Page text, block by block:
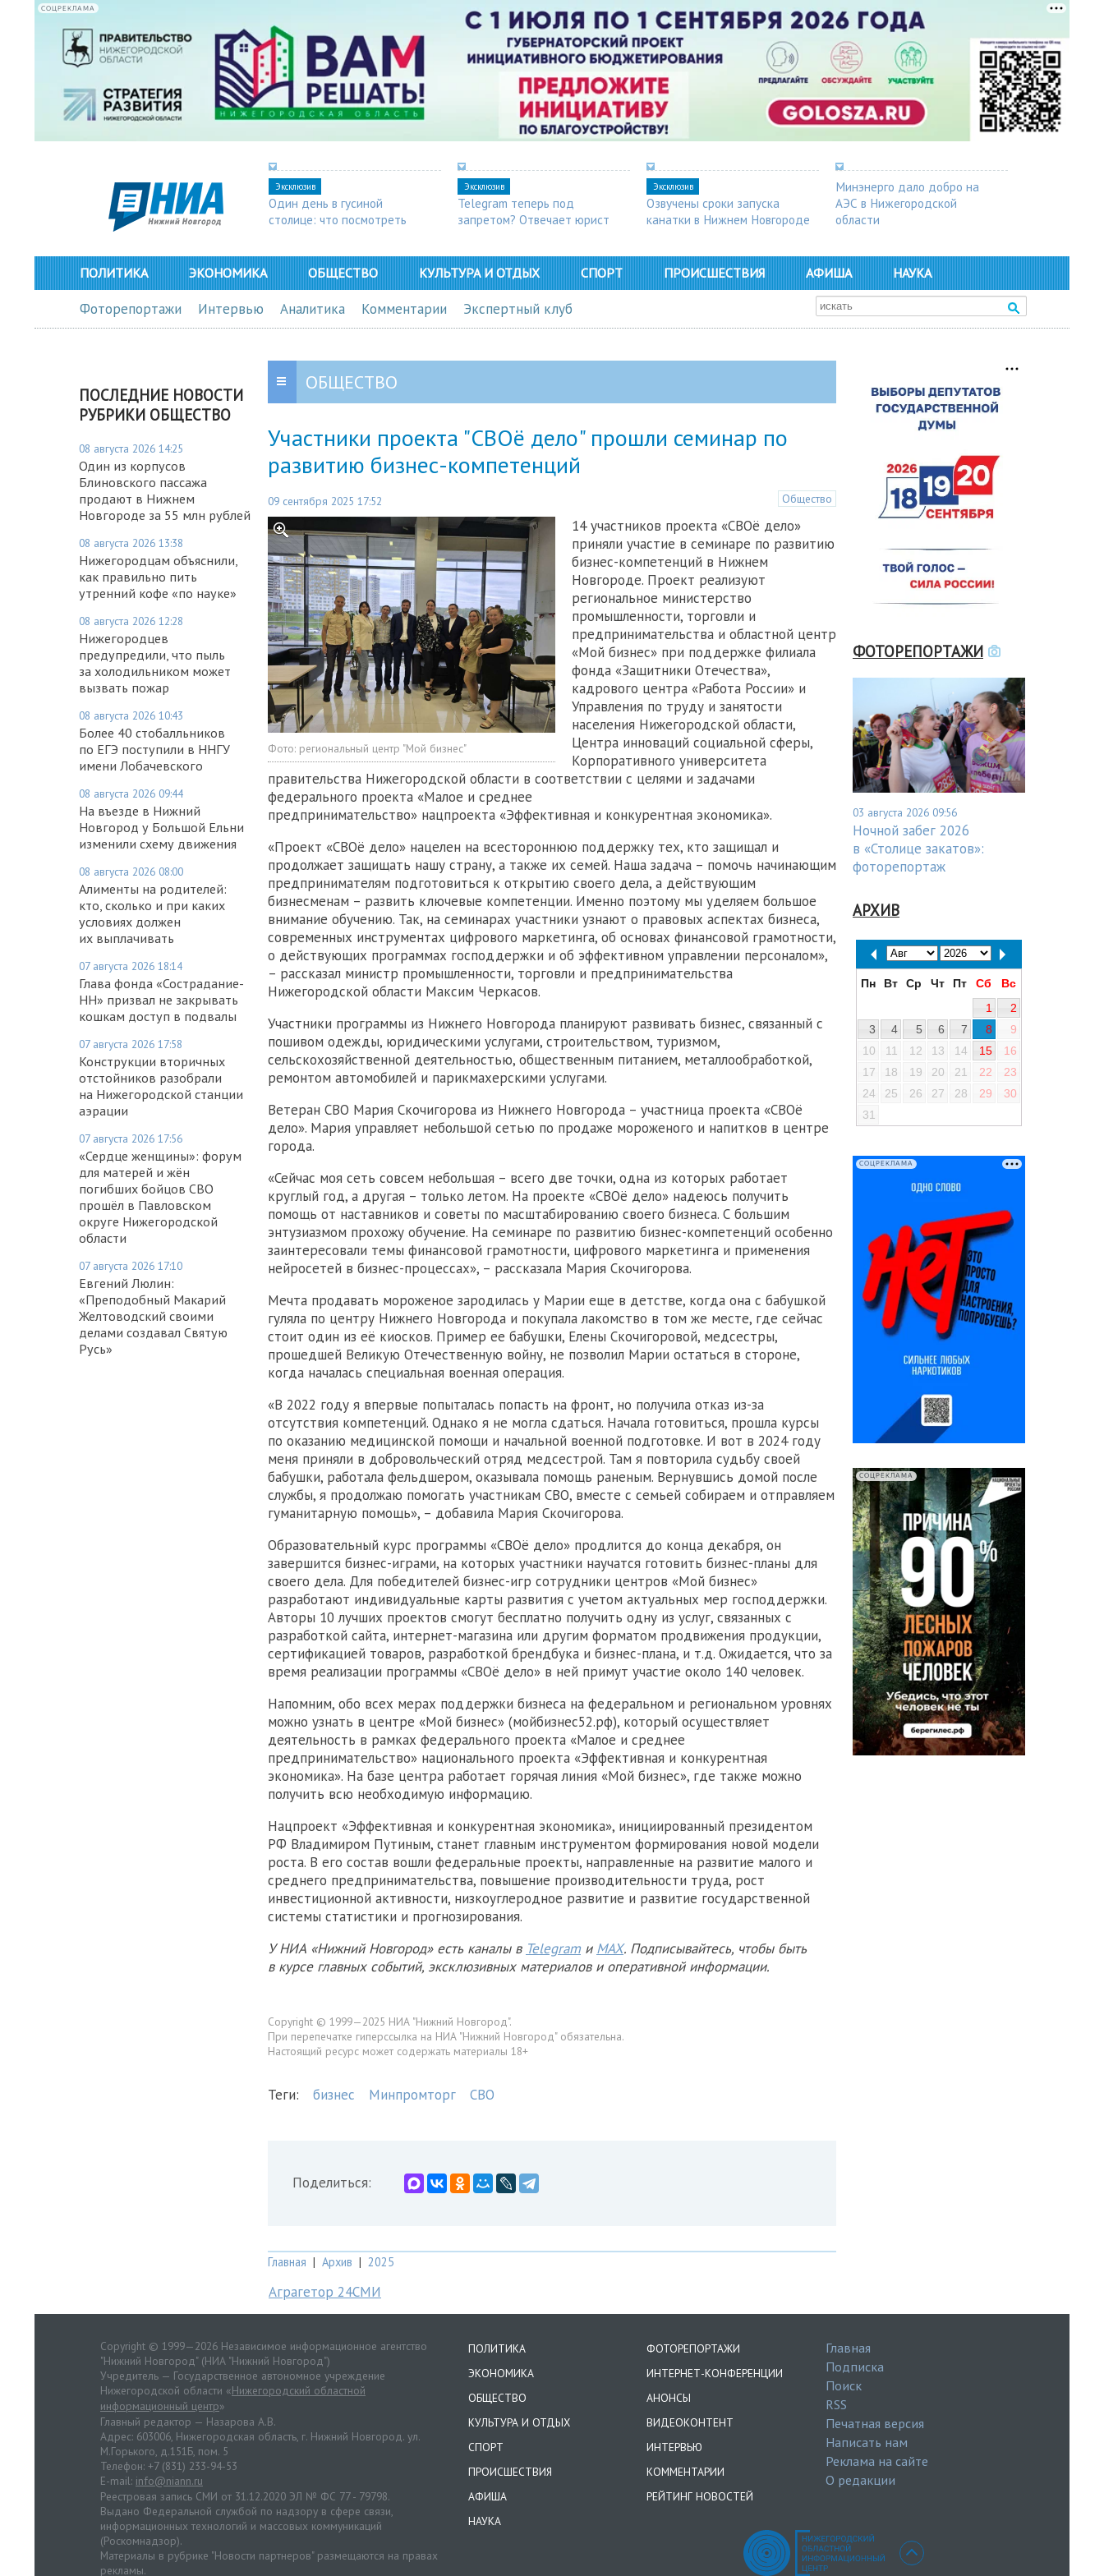
СОЦРЕКЛАМА
Эксклюзив
Один день в гусиной
столице: что посмотреть
Эксклюзив
Telegram теперь под
запретом? Отвечает юрист
Эксклюзив
Озвучены сроки запуска
канатки в Нижнем Новгороде
Минэнерго дало добро на
АЭС в Нижегородской
области
ПОЛИТИКА ЭКОНОМИКА ОБЩЕСТВО КУЛЬТУРА И ОТДЫХ СПОРТ ПРОИСШЕСТВИЯ АФИША НАУКА
Фоторепортажи Интервью Аналитика Комментарии Экспертный клуб
ПОСЛЕДНИЕ НОВОСТИ
РУБРИКИ ОБЩЕСТВО
08 августа 2026 14:25
Один из корпусов
Блиновского пассажа
продают в Нижнем
Новгороде за 55 млн рублей
08 августа 2026 13:38
Нижегородцам объяснили,
как правильно пить
утренний кофе «по науке»
08 августа 2026 12:28
Нижегородцев
предупредили, что пыль
за холодильником может
вызвать пожар
08 августа 2026 10:43
Более 40 стобалльников
по ЕГЭ поступили в ННГУ
имени Лобачевского
08 августа 2026 09:44
На въезде в Нижний
Новгород у Большой Ельни
изменили схему движения
08 августа 2026 08:00
Алименты на родителей:
кто, сколько и при каких
условиях должен
их выплачивать
07 августа 2026 18:14
Глава фонда «Сострадание-
НН» призвал не закрывать
кошкам доступ в подвалы
07 августа 2026 17:58
Конструкции вторичных
отстойников разобрали
на Нижегородской станции
аэрации
07 августа 2026 17:56
«Сердце женщины»: форум
для матерей и жён
погибших бойцов СВО
прошёл в Павловском
округе Нижегородской
области
07 августа 2026 17:10
Евгений Люлин:
«Преподобный Макарий
Желтоводский своими
делами создавал Святую
Русь»
ОБЩЕСТВО
Участники проекта "СВОё дело" прошли семинар по
развитию бизнес-компетенций
09 сентября 2025 17:52 Общество
Фото: региональный центр "Мой бизнес"
14 участников проекта «СВОё дело»
приняли участие в семинаре по развитию
бизнес-компетенций в Нижнем
Новгороде. Проект реализуют
региональное министерство
промышленности, торговли и
предпринимательства и областной центр
«Мой бизнес» при поддержке филиала
фонда «Защитники Отечества»,
кадрового центра «Работа России» и
Управления по труду и занятости
населения Нижегородской области,
Центра инноваций социальной сферы,
Корпоративного университета
правительства Нижегородской области в соответствии с целями и задачами
федерального проекта «Малое и среднее
предпринимательство» нацпроекта «Эффективная и конкурентная экономика».
«Проект «СВОё дело» нацелен на всестороннюю поддержку тех, кто защищал и
продолжает защищать нашу страну, а также их семей. Наша задача – помочь начинающим
предпринимателям подготовиться к открытию своего дела, а действующим
бизнесменам – развить ключевые компетенции. Именно поэтому мы уделяем большое
внимание обучению. Так, на семинарах участники узнают о правовых аспектах бизнеса,
современных инструментах цифрового маркетинга, об основах финансовой грамотности,
о действующих программах господдержки и об эффективном управлении персоналом»,
– рассказал министр промышленности, торговли и предпринимательства
Нижегородской области Максим Черкасов.
Участники программы из Нижнего Новгорода планируют развивать бизнес, связанный с
пошивом одежды, юридическими услугами, строительством, туризмом,
сельскохозяйственной деятельностью, общественным питанием, металлообработкой,
ремонтом автомобилей и парикмахерскими услугами.
Ветеран СВО Мария Скочигорова из Нижнего Новгорода – участница проекта «СВОё
дело». Мария управляет небольшой сетью по продаже мороженого и напитков в центре
города.
«Сейчас моя сеть совсем небольшая – всего две точки, одна из которых работает
круглый год, а другая – только летом. На проекте «СВОё дело» надеюсь получить
помощь от наставников и советы по масштабированию своего бизнеса. С большим
энтузиазмом прохожу обучение. На семинаре по развитию бизнес-компетенций особенно
заинтересовали темы финансовой грамотности, цифрового маркетинга и применения
нейросетей в бизнес-процессах», – рассказала Мария Скочигорова.
Мечта продавать мороженое зародилась у Марии еще в детстве, когда она с бабушкой
гуляла по центру Нижнего Новгорода и покупала лакомство в том же месте, где сейчас
стоит один из её киосков. Пример ее бабушки, Елены Скочигоровой, медсестры,
прошедшей Великую Отечественную войну, не позволил Марии остаться в стороне,
когда началась специальная военная операция.
«В 2022 году я впервые попыталась попасть на фронт, но получила отказ из-за
отсутствия компетенций. Однако я не могла сдаться. Начала готовиться, прошла курсы
по оказанию медицинской помощи и начальной военной подготовке. И вот в 2024 году
меня приняли в добровольческий отряд медсестрой. Там я повторила судьбу своей
бабушки, работала фельдшером, оказывала помощь раненым. Вернувшись домой после
службы, я продолжаю помогать участникам СВО, вместе с семьей собираем и отправляем
гуманитарную помощь», – добавила Мария Скочигорова.
Образовательный курс программы «СВОё дело» продлится до конца декабря, он
завершится бизнес-играми, на которых участники научатся готовить бизнес-планы для
своего дела. Для победителей бизнес-игр сотрудники центров «Мой бизнес»
разработают индивидуальные карты развития с учетом актуальных мер господдержки.
Авторы 10 лучших проектов смогут бесплатно получить одну из услуг, связанных с
разработкой сайта, интернет-магазина или другим форматом продвижения продукции,
сертификацией товаров, разработкой брендбука и бизнес-плана, и т.д. Ожидается, что за
время реализации программы «СВОё дело» в ней примут участие около 140 человек.
Напомним, обо всех мерах поддержки бизнеса на федеральном и региональном уровнях
можно узнать в центре «Мой бизнес» (мойбизнес52.рф), который осуществляет
деятельность в рамках федерального проекта «Малое и среднее
предпринимательство» национального проекта «Эффективная и конкурентная
экономика». На базе центра работает горячая линия «Мой бизнес», где также можно
получить всю необходимую информацию.
Нацпроект «Эффективная и конкурентная экономика», инициированный президентом
РФ Владимиром Путиным, станет главным инструментом формирования новой модели
роста. В его состав вошли федеральные проекты, направленные на развитие малого и
среднего предпринимательства, повышение производительности труда, рост
инвестиционной активности, низкоуглеродное развитие и развитие государственной
системы статистики и прогнозирования.
У НИА «Нижний Новгород» есть каналы в Telegram и MAX. Подписывайтесь, чтобы быть
в курсе главных событий, эксклюзивных материалов и оперативной информации.
Copyright © 1999—2025 НИА "Нижний Новгород".
При перепечатке гиперссылка на НИА "Нижний Новгород" обязательна.
Настоящий ресурс может содержать материалы 18+
Теги: бизнес Минпромторг СВО
Поделиться:
Главная | Архив | 2025
Аграгетор 24СМИ
ФОТОРЕПОРТАЖИ
03 августа 2026 09:56
Ночной забег 2026
в «Столице закатов»:
фоторепортаж
АРХИВ
Пн Вт Ср Чт Пт Сб
Вс
1
2
3
4 5 6 7 8
9
10
11 12 13 14 15
16
17
18 19 20 21 22
23
24
25 26 27 28 29
30
31
СОЦРЕКЛАМА
СОЦРЕКЛАМА
Copyright © 1999—2026 Независимое информационное агентство
"Нижний Новгород" (НИА "Нижний Новгород")
Учредитель — Государственное автономное учреждение
Нижегородской области «Нижегородский областной
информационный центр»
Главный редактор — Назарова А.В.
Адрес: 603006, Нижегородская область, г. Нижний Новгород. ул.
М.Горького, д.151Б, пом. 5
Телефон: +7 (831) 233-94-53
E-mail: info@niann.ru
Реестровая запись СМИ от 31.12.2020 ЭЛ № ФС 77 - 79798.
Выдано Федеральной службой по надзору в сфере связи,
информационных технологий и массовых коммуникаций
(Роскомнадзор).
Материалы в рубрике "Новости партнеров" размещаются на правах
рекламы.
ПОЛИТИКА
ЭКОНОМИКА
ОБЩЕСТВО
КУЛЬТУРА И ОТДЫХ
СПОРТ
ПРОИСШЕСТВИЯ
АФИША
НАУКА
ФОТОРЕПОРТАЖИ
ИНТЕРНЕТ-КОНФЕРЕНЦИИ
АНОНСЫ
ВИДЕОКОНТЕНТ
ИНТЕРВЬЮ
КОММЕНТАРИИ
РЕЙТИНГ НОВОСТЕЙ
Главная
Подписка
Поиск
RSS
Печатная версия
Написать нам
Реклама на сайте
О редакции